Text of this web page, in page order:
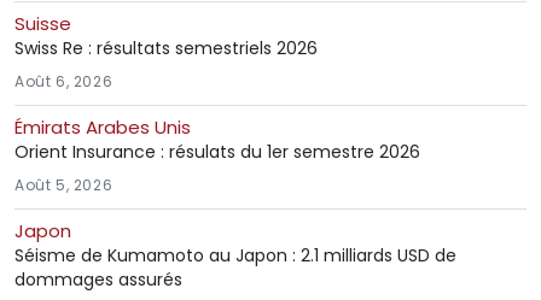
Suisse
Swiss Re : résultats semestriels 2026
Août 6, 2026
Émirats Arabes Unis
Orient Insurance : résulats du 1er semestre 2026
Août 5, 2026
Japon
Séisme de Kumamoto au Japon : 2.1 milliards USD de
dommages assurés